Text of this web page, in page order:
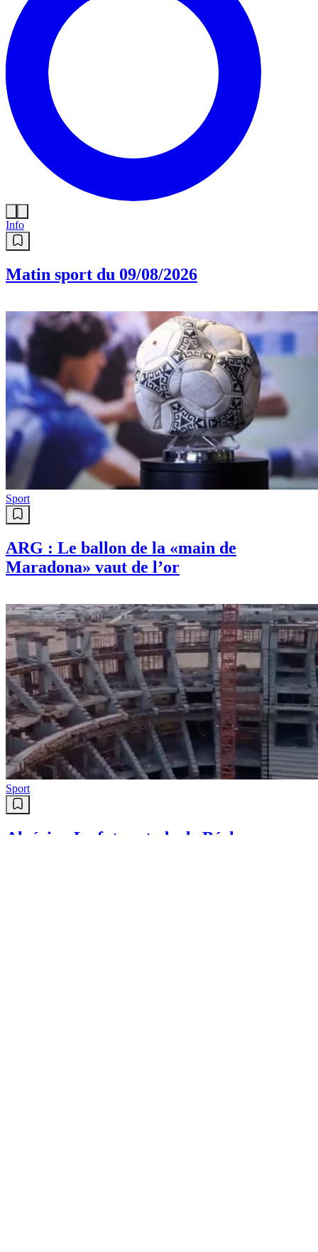
Info
Matin sport du 09/08/2026
Sport
ARG : Le ballon de la «main de
Maradona» vaut de l’or
Sport
Algérie : Le futur stade de Béchar